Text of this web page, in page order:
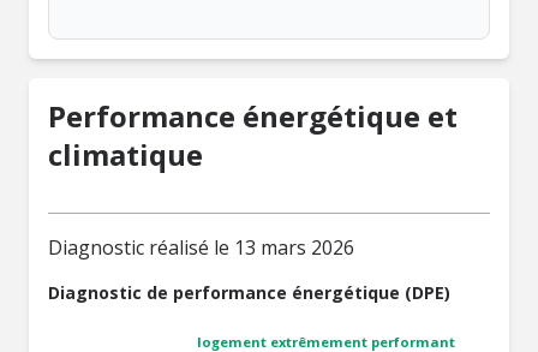
Performance énergétique et
climatique
Diagnostic réalisé le 13 mars 2026
Diagnostic de performance énergétique (DPE)
logement extrêmement performant